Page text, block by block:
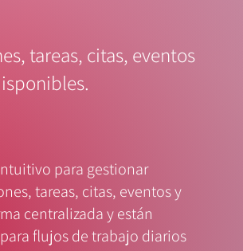
tareas, citas, eventos
para gestionar
tareas, citas, eventos y
centralizada y están
flujos de trabajo diarios